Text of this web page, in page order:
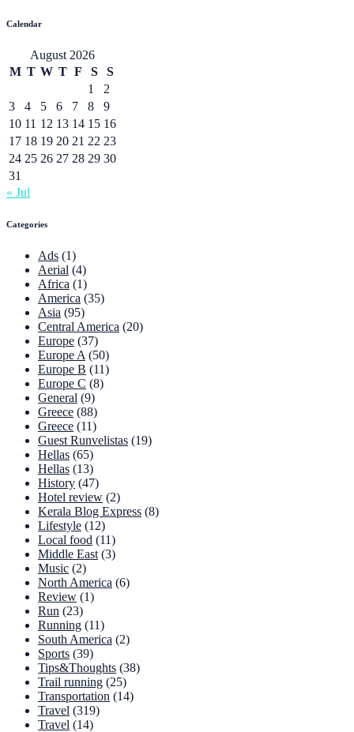
Calendar
August 2026
M T W T F S
S
1
2
3
4 5 6 7 8
9
10 11 12 13 14 15 16
17 18 19 20 21 22 23
24 25 26 27 28 29 30
31
« Jul
Categories
Ads (1)
Aerial (4)
Africa (1)
America (35)
Asia (95)
Central America (20)
Europe (37)
Europe A (50)
Europe B (11)
Europe C (8)
General (9)
Greece (88)
Greece (11)
Guest Runvelistas (19)
Hellas (65)
Hellas (13)
History (47)
Hotel review (2)
Kerala Blog Express (8)
Lifestyle (12)
Local food (11)
Middle East (3)
Music (2)
North America (6)
Review (1)
Run (23)
Running (11)
South America (2)
Sports (39)
Tips&Thoughts (38)
Trail running (25)
Transportation (14)
Travel (319)
Travel (14)